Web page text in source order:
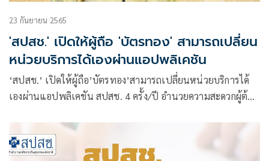
23 กันยายน 2565
'สปสช.' เปิดให้ผู้ถือ 'บัตรทอง' สามารถเปลี่ยน
หน่วยบริการได้เองผ่านแอปพลิเคชัน
‘สปสช.’ เปิดให้ผู้ถือ’บัตรทอง’สามารถเปลี่ยนหน่วยบริการได้
เองผ่านแอปพลิเคชัน สปสช. 4 ครั้ง/ปี อำนวยความสะดวกผู้ต้อง
การรักษาเท่าเทียม ทั่วถึง